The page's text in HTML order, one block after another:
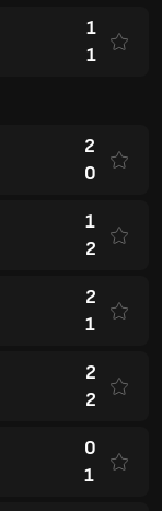
1
1
2
0
1
2
2
1
2
2
0
1